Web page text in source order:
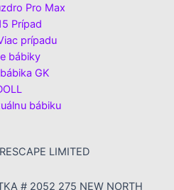
Pro Max
Prípad
prípadu
bábiky
GK
bábiku
LIMITED
# 2052 275 NEW NORTH